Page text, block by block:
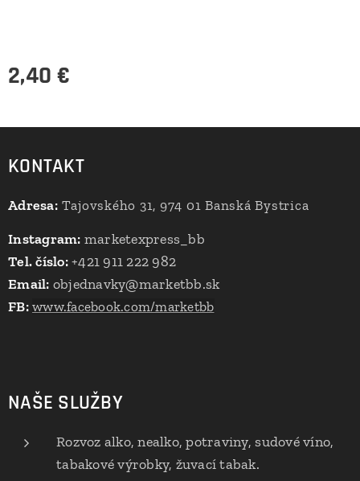
2,40 €
KONTAKT
Adresa:Tajovského 31, 974 01 Banská Bystrica
Instagram: marketexpress_bb
Tel. číslo:+421 911 222 982
Email: objednavky@marketbb.sk
FB: www.facebook.com/marketbb
NAŠE SLUŽBY
Rozvoz alko, nealko, potraviny, sudové víno,
tabakové výrobky, žuvací tabak.